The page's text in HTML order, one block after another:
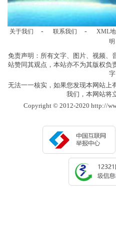
关于我们 - 联系我们 - XML
明
免责声明：所有文字、图片、视频、
站赞同其观点，本站亦不为其版权负
字
无法一一核实，如果您发现本网站上
我们，本网站将
Copyright © 2012-2020 http://